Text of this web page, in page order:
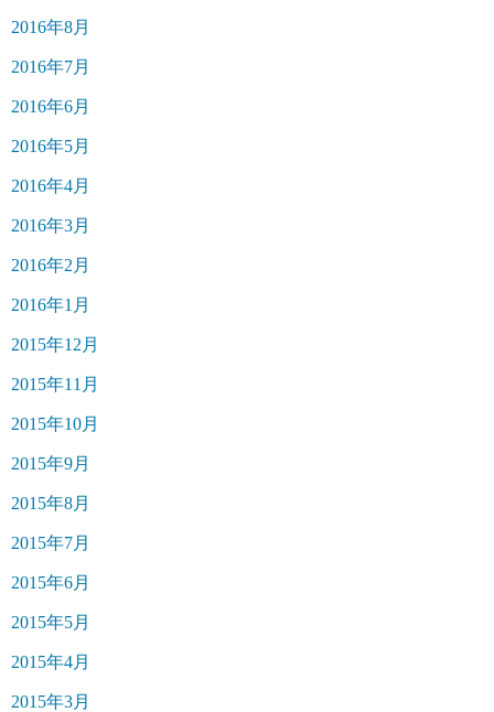
2016年8月
2016年7月
2016年6月
2016年5月
2016年4月
2016年3月
2016年2月
2016年1月
2015年12月
2015年11月
2015年10月
2015年9月
2015年8月
2015年7月
2015年6月
2015年5月
2015年4月
2015年3月